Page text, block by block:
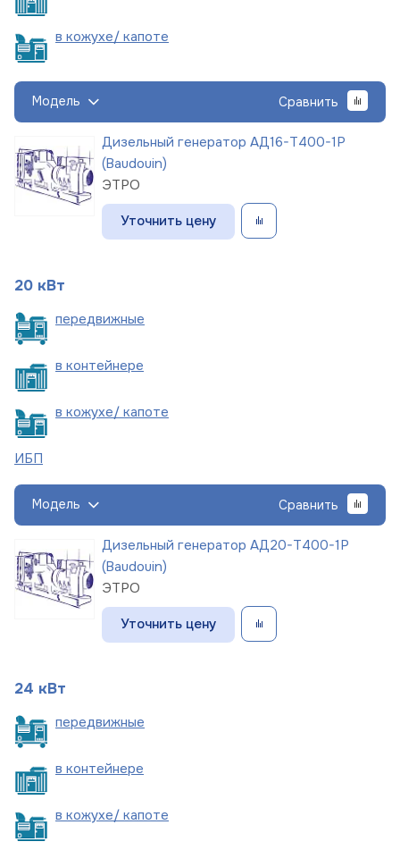
в кожухе/ капоте
Модель Сравнить
Дизельный генератор АД16-Т400-1Р
(Baudouin)
ЭТРО
Уточнить цену
20 кВт
передвижные
в контейнере
в кожухе/ капоте
ИБП
Модель Сравнить
Дизельный генератор АД20-Т400-1Р
(Baudouin)
ЭТРО
Уточнить цену
24 кВт
передвижные
в контейнере
в кожухе/ капоте